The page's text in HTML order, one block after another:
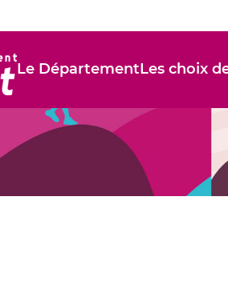
Le DépartementLes choix